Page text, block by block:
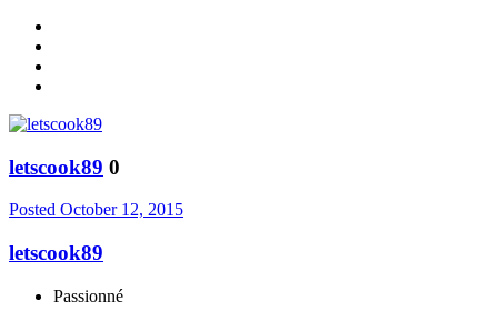
letscook89 0
Posted October 12, 2015
letscook89
Passionné